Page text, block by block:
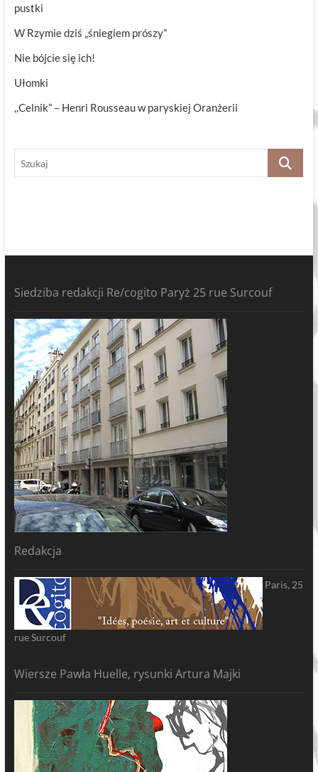
pustki
W Rzymie dziś „śniegiem prószy”
Nie bójcie się ich!
Ułomki
,,Celnik” – Henri Rousseau w paryskiej Oranżerii
Szukaj
Siedziba redakcji Re/cogito Paryż 25 rue Surcouf
Redakcja
Paris, 25
rue Surcouf
Wiersze Pawła Huelle, rysunki Artura Majki